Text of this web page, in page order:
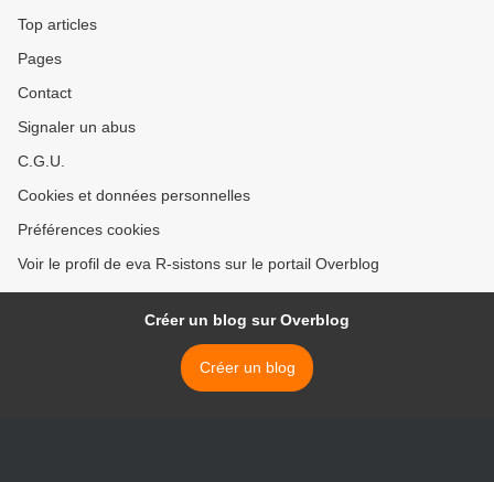
Top articles
Pages
Contact
Signaler un abus
C.G.U.
Cookies et données personnelles
Préférences cookies
Voir le profil de eva R-sistons sur le portail Overblog
Créer un blog sur Overblog
Créer un blog